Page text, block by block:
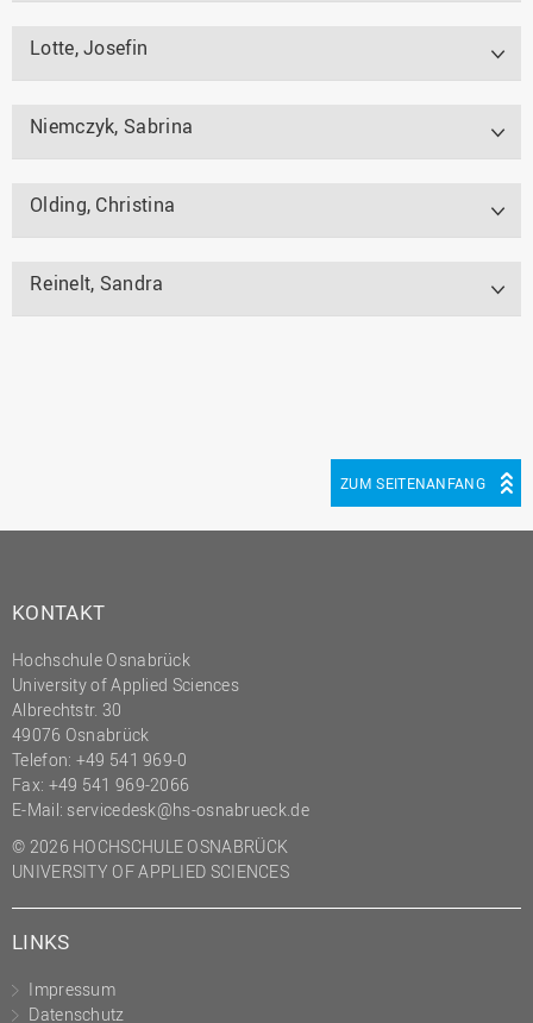
Lotte, Josefin
Niemczyk, Sabrina
Olding, Christina
Reinelt, Sandra
ZUM SEITENANFANG
KONTAKT
Hochschule Osnabrück
University of Applied Sciences
Albrechtstr. 30
49076 Osnabrück
Telefon: +49 541 969-0
Fax: +49 541 969-2066
E-Mail: servicedesk@hs-osnabrueck.de
© 2026 HOCHSCHULE OSNABRÜCK
UNIVERSITY OF APPLIED SCIENCES
LINKS
Impressum
Datenschutz